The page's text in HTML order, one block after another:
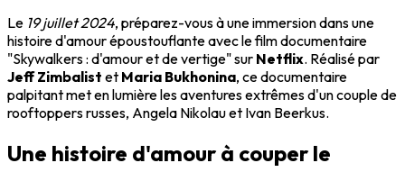
Le 19 juillet 2024, préparez-vous à une immersion dans une
histoire d'amour époustouflante avec le film documentaire
"Skywalkers : d'amour et de vertige" sur Netflix. Réalisé par
Jeff Zimbalist et Maria Bukhonina, ce documentaire
palpitant met en lumière les aventures extrêmes d'un couple de
rooftoppers russes, Angela Nikolau et Ivan Beerkus.
Une histoire d'amour à couper le